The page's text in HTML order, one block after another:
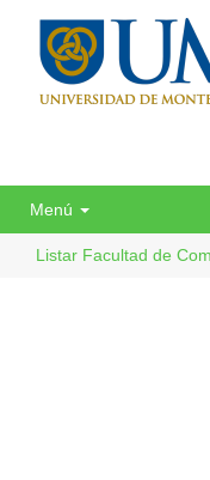
Menú
Listar Facultad de